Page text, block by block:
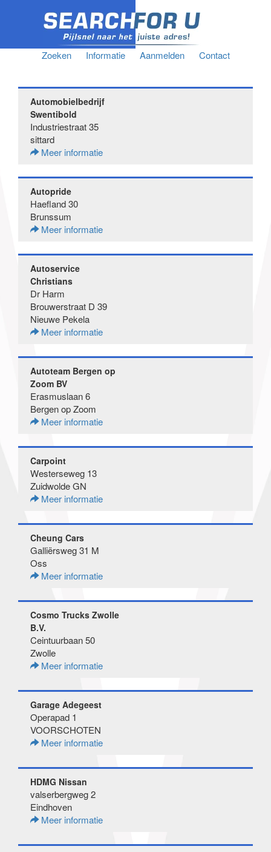
Zoeken Informatie Aanmelden Contact
Automobielbedrijf
Swentibold
Industriestraat 35
sittard
Meer informatie
Autopride
Haefland 30
Brunssum
Meer informatie
Autoservice
Christians
Dr Harm
Brouwerstraat D 39
Nieuwe Pekela
Meer informatie
Autoteam Bergen op
Zoom BV
Erasmuslaan 6
Bergen op Zoom
Meer informatie
Carpoint
Westerseweg 13
Zuidwolde GN
Meer informatie
Cheung Cars
Galliërsweg 31 M
Oss
Meer informatie
Cosmo Trucks Zwolle
B.V.
Ceintuurbaan 50
Zwolle
Meer informatie
Garage Adegeest
Operapad 1
VOORSCHOTEN
Meer informatie
HDMG Nissan
valserbergweg 2
Eindhoven
Meer informatie